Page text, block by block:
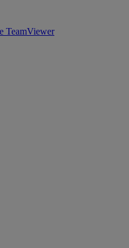
TeamViewer